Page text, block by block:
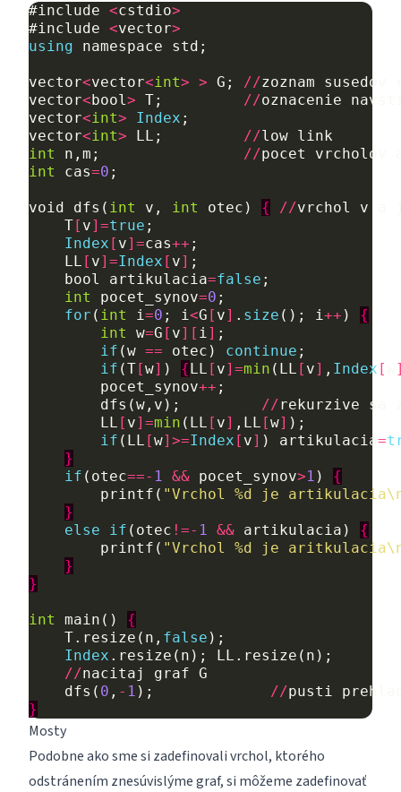
#include <cstdio>
#include <vector>
using
namespace std ;
vector<vector<int> > G ; //zoznam susedov
vector<bool > T; //oznacenie
vector<int> Index ;
vector<int> LL ; //low link
int
n , m ; //pocet vrcholov
int
cas=0 ;
void dfs ( int v , int otec ) { //vrchol v
T[ v]=true ;
Index [ v]=cas++ ;
LL [ v]=Index [ v] ;
bool
artikulacia=false ;
int
pocet_synov=0 ;
for ( int i =0 ; i <G [ v] . size (); i ++ )
{
int
w=G [ v][ i ] ;
if (w == otec ) continue ;
if (T[w] ) {LL [ v]=min ( LL [ v] , Index [
pocet_synov++ ;
dfs (w , v ); //rekurzive sa
LL [ v]=min ( LL [ v] , LL [w] );
if ( LL [w]>=Index [ v] ) artikulacia =
}
if ( otec==- 1 && pocet_synov>1 )
{
printf ( "Vrchol %d je
}
else
if ( otec !=- 1 && artikulacia )
{
printf ( "Vrchol %d je
}
}
int main ()
{
T. resize ( n , false );
Index . resize ( n ); LL . resize ( n );
//nacitaj graf G
dfs ( 0 , - 1 ); //pusti
}
Mosty
Podobne ako sme si zadefinovali vrchol, ktorého
odstránením znesúvislýme graf, si môžeme zadefinovať